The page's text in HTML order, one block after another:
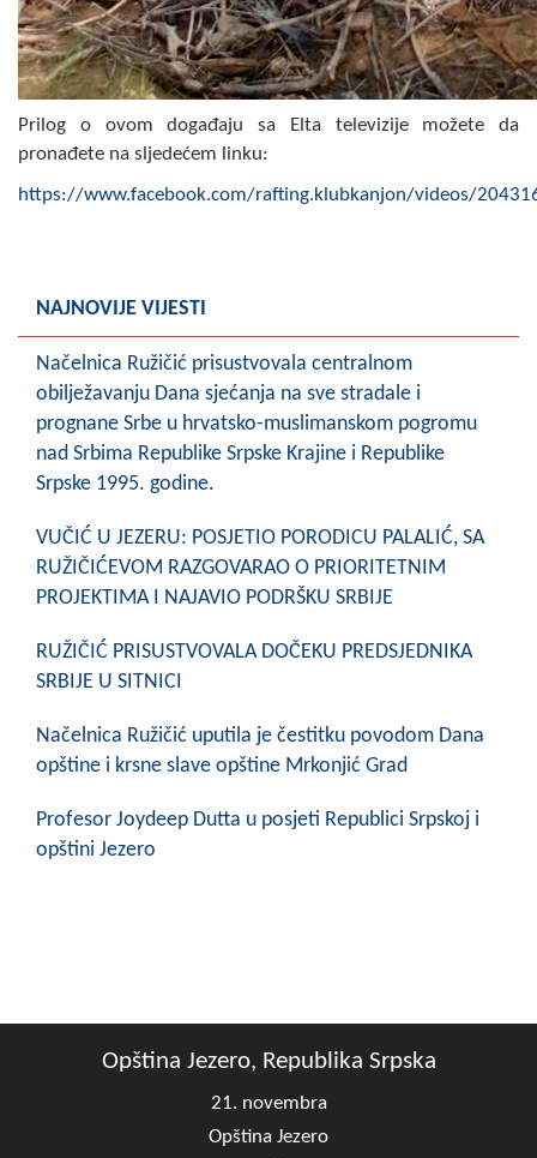
Prilog o ovom događaju sa Elta televizije možete da
pronađete na sljedećem linku:
https://www.facebook.com/rafting.klubkanjon/videos/
NAJNOVIJE VIJESTI
Načelnica Ružičić prisustvovala centralnom
obilježavanju Dana sjećanja na sve stradale i
prognane Srbe u hrvatsko-muslimanskom pogromu
nad Srbima Republike Srpske Krajine i Republike
Srpske 1995. godine.
VUČIĆ U JEZERU: POSJETIO PORODICU PALALIĆ, SA
RUŽIČIĆEVOM RAZGOVARAO O PRIORITETNIM
PROJEKTIMA I NAJAVIO PODRŠKU SRBIJE
RUŽIČIĆ PRISUSTVOVALA DOČEKU PREDSJEDNIKA
SRBIJE U SITNICI
Načelnica Ružičić uputila je čestitku povodom Dana
opštine i krsne slave opštine Mrkonjić Grad
Profesor Joydeep Dutta u posjeti Republici Srpskoj i
opštini Jezero
Opština Jezero, Republika Srpska
21. novembra
Opština Jezero